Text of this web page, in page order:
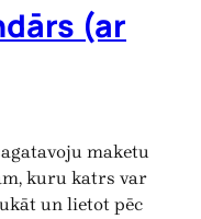
(ar
maketu
kuru katrs var
un lietot pēc